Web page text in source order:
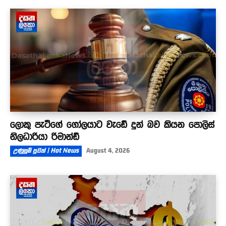
ලොකු පැටීගේ ගෝලයාට වැඩේ දුන් බව කියන පොලිස්
නිලධාරියා රිමාන්ඩ්
උණුසුම් පුවත් | Hot News August 4, 2026